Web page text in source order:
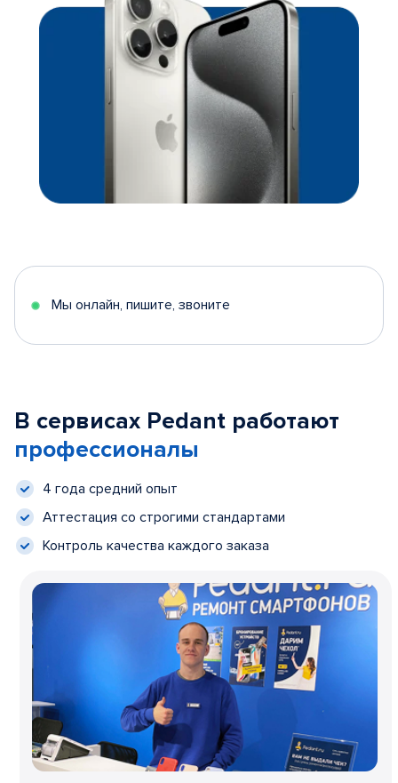
Мы онлайн, пишите, звоните
В сервисах Pedant работают
профессионалы
4 года средний опыт
Аттестация со строгими стандартами
Контроль качества каждого заказа